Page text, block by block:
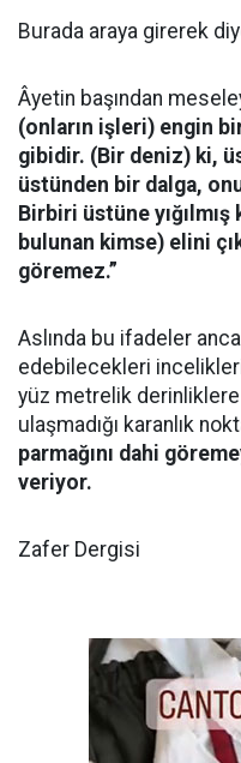
Burada araya girerek
Âyetin başından
(onların işleri) engin
gibidir. (Bir deniz) ki,
üstünden bir dalga,
Birbiri üstüne
bulunan kimse) elini
göremez.”
Aslında bu ifadeler
edebilecekleri
yüz metrelik derinliklere
ulaşmadığı karanlık
parmağını dahi
veriyor.
Zafer Dergisi